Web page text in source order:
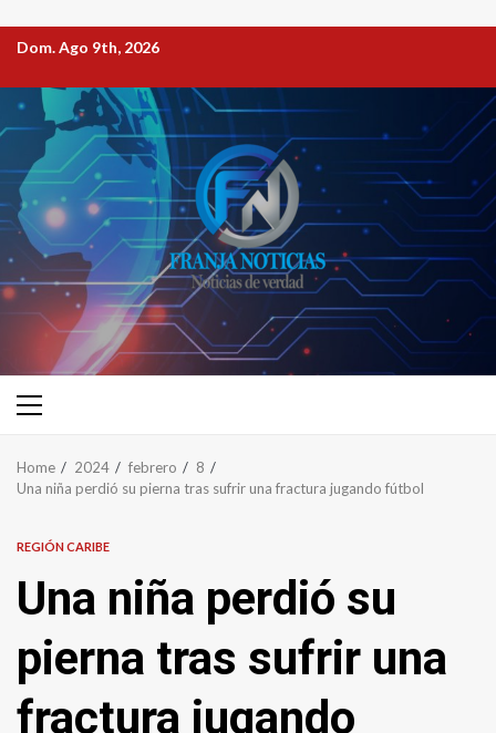
Dom. Ago 9th, 2026
Home 2024 febrero
8
Una niña perdió su pierna tras sufrir una fractura jugando fútbol
REGIÓN CARIBE
Una niña perdió su
pierna tras sufrir una
fractura jugando